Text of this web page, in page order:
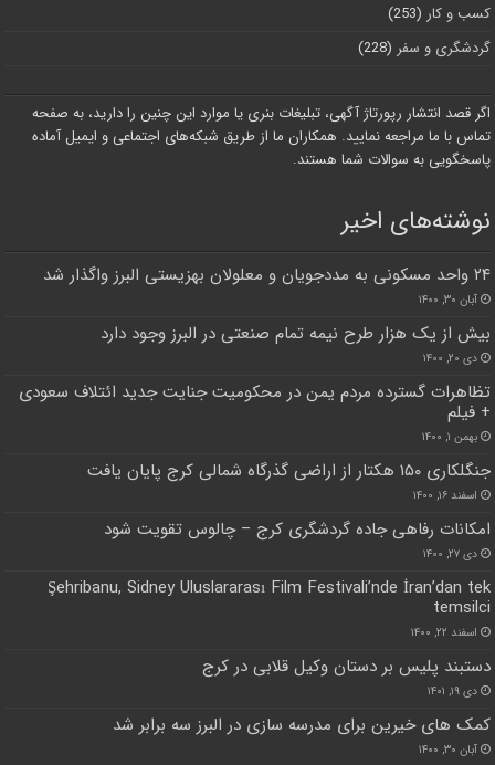
کسب و کار (253)
گردشگری و سفر (228)
اگر قصد انتشار رپورتاژ آگهی، تبلیغات بنری یا موارد این چنین را دارید، به صفحه
تماس با ما مراجعه نمایید. همکاران ما از طریق شبکه‌های اجتماعی و ایمیل آماده
پاسخگویی به سوالات شما هستند.
نوشته‌های اخیر
۲۴ واحد مسکونی به مددجویان و معلولان بهزیستی البرز واگذار شد
آبان ۳۰, ۱۴۰۰
بیش از یک هزار طرح نیمه تمام صنعتی در البرز وجود دارد
دی ۲۰, ۱۴۰۰
تظاهرات گسترده مردم یمن در محکومیت جنایت‌ جدید ائتلاف سعودی
+ فیلم
بهمن ۱, ۱۴۰۰
جنگلکاری ۱۵۰ هکتار از اراضی گذرگاه شمالی کرج پایان یافت
اسفند ۱۶, ۱۴۰۰
امکانات رفاهی جاده گردشگری کرج – چالوس تقویت شود
دی ۲۷, ۱۴۰۰
Şehribanu, Sidney Uluslararası Film Festivali’nde İran’dan tek
temsilci
اسفند ۲۲, ۱۴۰۰
دستبند پلیس بر دستان وکیل قلابی در کرج
دی ۱۹, ۱۴۰۱
کمک های خیرین برای مدرسه سازی در البرز سه برابر شد
آبان ۳۰, ۱۴۰۰